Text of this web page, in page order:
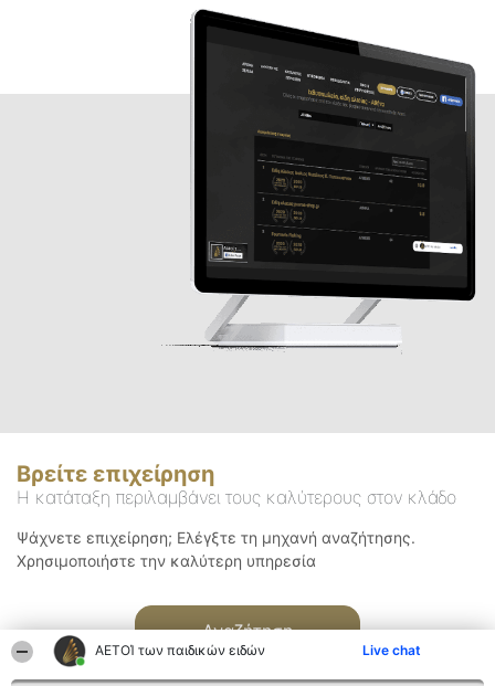
ΑΕΤΟΊ των παιδικών ειδών Live chat
Βρείτε επιχείρηση
Η κατάταξη περιλαμβάνει τους καλύτερους στον κλάδο
Ψάχνετε επιχείρηση; Ελέγξτε τη μηχανή αναζήτησης.
Χρησιμοποιήστε την καλύτερη υπηρεσία
Αναζήτηση